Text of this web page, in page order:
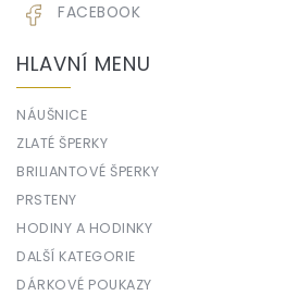
FACEBOOK
HLAVNÍ MENU
NÁUŠNICE
ZLATÉ ŠPERKY
BRILIANTOVÉ ŠPERKY
PRSTENY
HODINY A HODINKY
DALŠÍ KATEGORIE
DÁRKOVÉ POUKAZY